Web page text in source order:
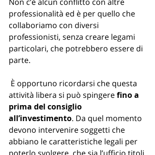
professionalità ed è per quello che
collaboriamo con diversi
professionisti, senza creare legami
particolari, che potrebbero essere di
parte.
È opportuno ricordarsi che questa
attività libera si può spingere fino a
prima del consiglio
all’investimento. Da quel momento
devono intervenire soggetti che
abbiano le caratteristiche legali per